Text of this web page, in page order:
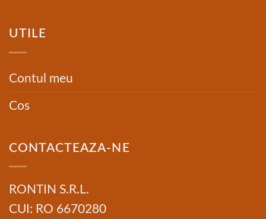
UTILE
Contul meu
Cos
CONTACTEAZA-NE
RONTIN S.R.L.
CUI: RO 6670280